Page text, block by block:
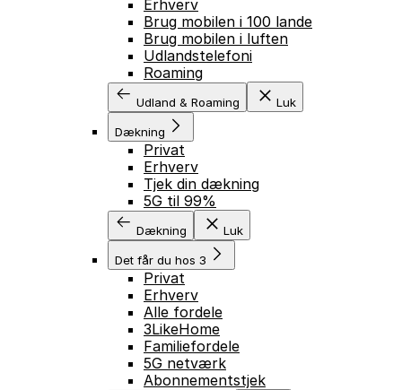
Erhverv
Brug mobilen i 100 lande
Brug mobilen i luften
Udlandstelefoni
Roaming
Udland & Roaming Luk
Dækning
Privat
Erhverv
Tjek din dækning
5G til 99%
Dækning Luk
Det får du hos 3
Privat
Erhverv
Alle fordele
3LikeHome
Familiefordele
5G netværk
Abonnementstjek